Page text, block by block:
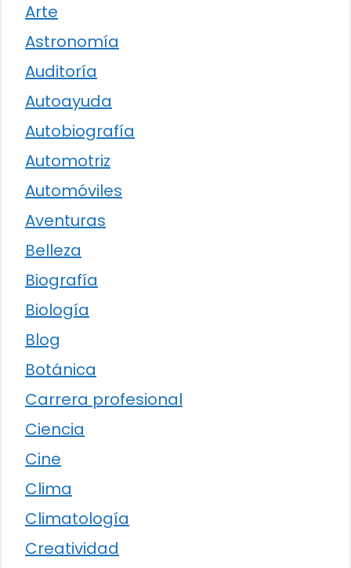
Arte
Astronomía
Auditoría
Autoayuda
Autobiografía
Automotriz
Automóviles
Aventuras
Belleza
Biografía
Biología
Blog
Botánica
Carrera profesional
Ciencia
Cine
Clima
Climatología
Creatividad